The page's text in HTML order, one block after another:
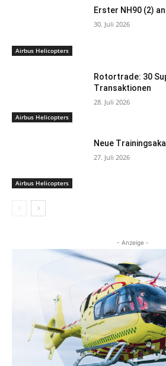
Airbus Helicopters
Erster NH90 (2)
30. Juli 2026
Airbus Helicopters
Rotortrade: 30
Transaktionen
28. Juli 2026
Airbus Helicopters
Neue
27. Juli 2026
- Anzeige -